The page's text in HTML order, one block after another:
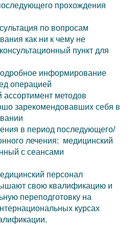
прохождения
по вопросам
как ни к чему не
пункт для
информирование
операцией
методов
зарекомендовавших себя в
в период последующего/
лечения: медицинский
с сеансами
персонал
свою квалификацию и
переподготовку на
курсах